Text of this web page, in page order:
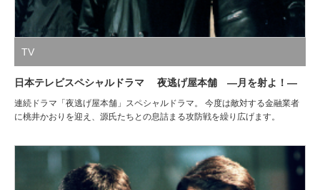
TV
日本テレビスペシャルドラマ 夜逃げ屋本舗 ―月を射よ！―
連続ドラマ「夜逃げ屋本舗」スペシャルドラマ。 今度は敵対する金融業者
に桃井かおりを迎え、源氏たちとの息詰まる攻防戦を繰り広げます。